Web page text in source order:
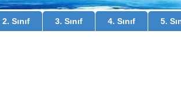
2. Sınıf 3. Sınıf 4. Sınıf 5.